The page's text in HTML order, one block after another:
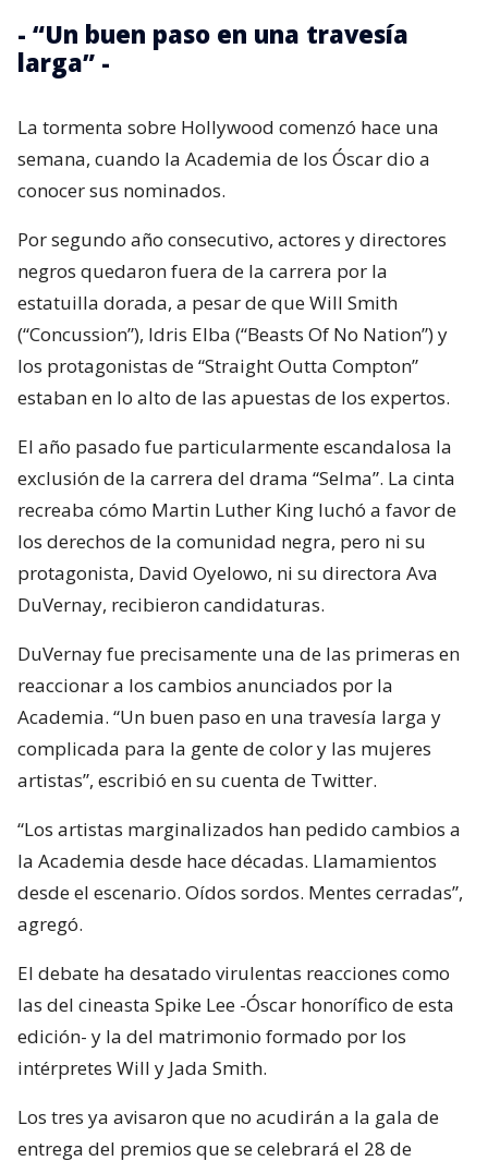
- “Un buen paso en una travesía
larga” -
La tormenta sobre Hollywood comenzó hace una
semana, cuando la Academia de los Óscar dio a
conocer sus nominados.
Por segundo año consecutivo, actores y directores
negros quedaron fuera de la carrera por la
estatuilla dorada, a pesar de que Will Smith
(“Concussion”), Idris Elba (“Beasts Of No Nation”) y
los protagonistas de “Straight Outta Compton”
estaban en lo alto de las apuestas de los expertos.
El año pasado fue particularmente escandalosa la
exclusión de la carrera del drama “Selma”. La cinta
recreaba cómo Martin Luther King luchó a favor de
los derechos de la comunidad negra, pero ni su
protagonista, David Oyelowo, ni su directora Ava
DuVernay, recibieron candidaturas.
DuVernay fue precisamente una de las primeras en
reaccionar a los cambios anunciados por la
Academia. “Un buen paso en una travesía larga y
complicada para la gente de color y las mujeres
artistas”, escribió en su cuenta de Twitter.
“Los artistas marginalizados han pedido cambios a
la Academia desde hace décadas. Llamamientos
desde el escenario. Oídos sordos. Mentes cerradas”,
agregó.
El debate ha desatado virulentas reacciones como
las del cineasta Spike Lee -Óscar honorífico de esta
edición- y la del matrimonio formado por los
intérpretes Will y Jada Smith.
Los tres ya avisaron que no acudirán a la gala de
entrega del premios que se celebrará el 28 de